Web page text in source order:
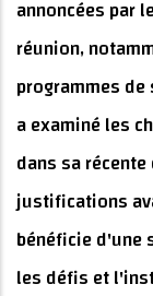
annoncées par
réunion,
programmes
a examiné les
dans sa
justifications
bénéficie d'une
les défis et